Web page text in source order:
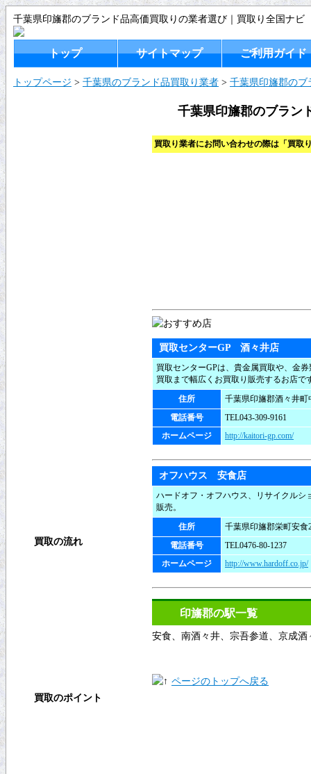
千葉県印旛郡のブランド品高価買取りの業者選び｜買取り全国ナビ
トップ サイトマップ ご利用ガイド
トップページ > 千葉県のブランド品買取り業者 > 千葉県印旛郡のブ
千葉県印旛郡のブラン
買取り業者にお問い合わせの際は「買取
買取センターGP 酒々井店
買取センターGPは、貴金属買取や、金
買取まで幅広くお買取り販売するお店で
住所
千葉県印旛郡酒々井町
電話番号
TEL043-309-9161
ホームページ
http://kaitori-gp.com/
オフハウス 安食店
ハードオフ・オフハウス、リサイクル
販売。
住所
千葉県印旛郡栄町安食
電話番号
TEL0476-80-1237
ホームページ
http://www.hardoff.co.jp/
印旛郡の駅一覧
安食、南酒々井、宗吾参道、京成酒
ページのトップへ戻る
買取の流れ
買取のポイント